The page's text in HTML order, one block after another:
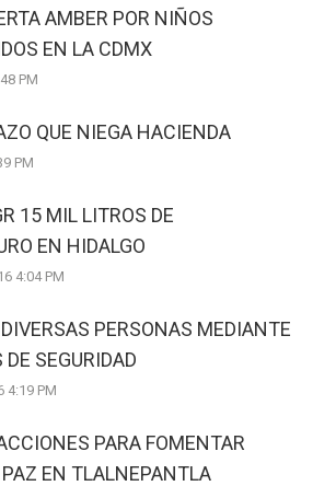
AMBER POR NIÑOS
EN LA CDMX
PM
QUE NIEGA HACIENDA
PM
15 MIL LITROS DE
EN HIDALGO
4:04 PM
PERSONAS MEDIANTE
SEGURIDAD
4:19 PM
PARA FOMENTAR
PAZ EN TLALNEPANTLA